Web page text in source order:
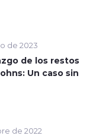
de 2023
de los restos
Un caso sin
de 2022